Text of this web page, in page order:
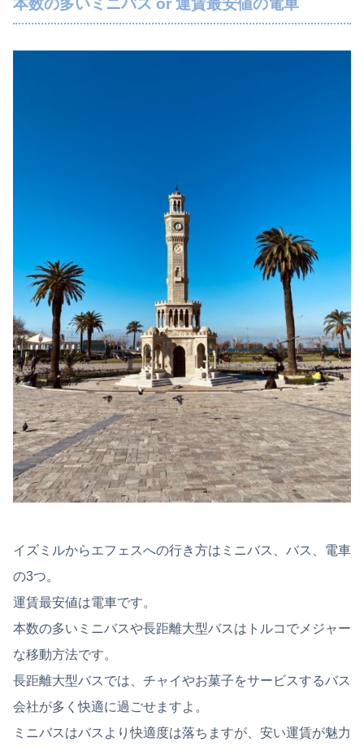
イズミルからエフェスへの行き方はミニバス、バス、電車
の3つ。
運賃最安値は電車です。
本数の多いミニバスや長距離大型バスはトルコでメジャー
な移動方法です。
長距離大型バスでは、チャイやお菓子をサービスするバス
会社が多く快適に過ごせますよ。
ミニバスはバスより快適度は落ちますが、安い運賃が魅力